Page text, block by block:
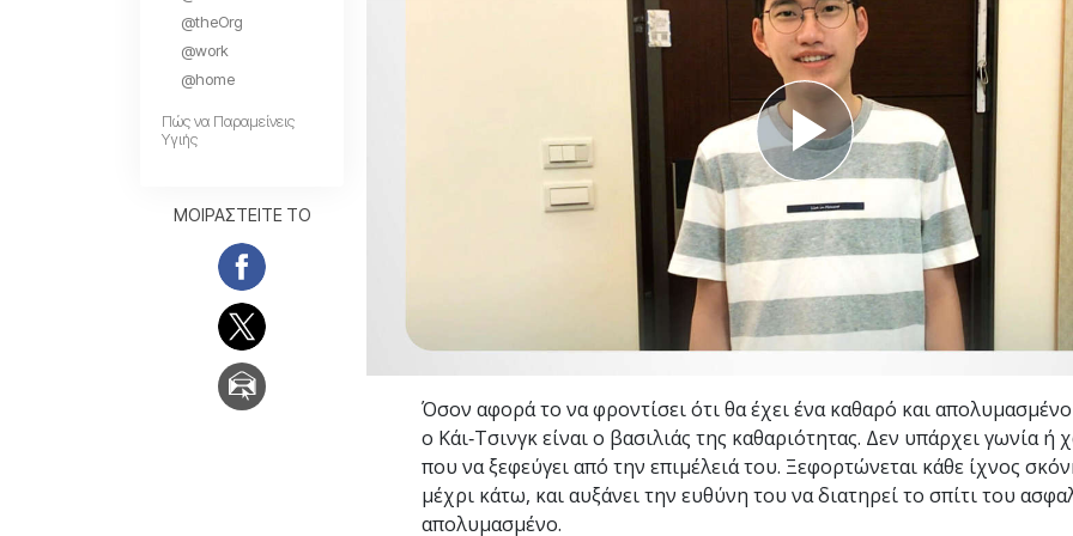
Σαηεντολογίας
Όσον αφορά το να φροντίσει ότι θα έχει ένα καθαρό και απολυμασμένο
ο Κάι‑Τσινγκ είναι ο βασιλιάς της καθαριότητας. Δεν υπάρχει γωνία ή
που να ξεφεύγει από την επιμέλειά του. Ξεφορτώνεται κάθε ίχνος
μέχρι κάτω, και αυξάνει την ευθύνη του να διατηρεί το σπίτι του
απολυμασμένο.
@theOrg
@work
@home
Πώς να Παραμείνεις
Υγιής
ΜΟΙΡΑΣΤΕΙΤΕ ΤΟ